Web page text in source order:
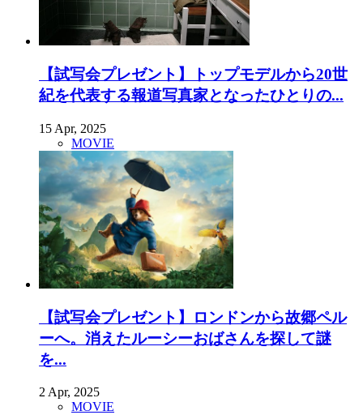
【試写会プレゼント】トップモデルから20世
紀を代表する報道写真家となったひとりの...
15 Apr, 2025
MOVIE
【試写会プレゼント】ロンドンから故郷ペル
ーへ。消えたルーシーおばさんを探して謎
を...
2 Apr, 2025
MOVIE